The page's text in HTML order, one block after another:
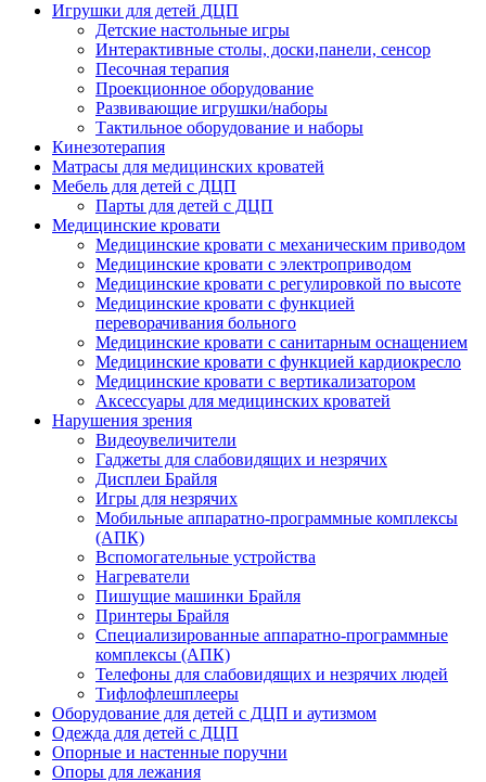
Игрушки для детей ДЦП
Детские настольные игры
Интерактивные столы, доски,панели, сенсор
Песочная терапия
Проекционное оборудование
Развивающие игрушки/наборы
Тактильное оборудование и наборы
Кинезотерапия
Матрасы для медицинских кроватей
Мебель для детей с ДЦП
Парты для детей с ДЦП
Медицинские кровати
Медицинские кровати с механическим приводом
Медицинские кровати с электроприводом
Медицинские кровати с регулировкой по высоте
Медицинские кровати с функцией
переворачивания больного
Медицинские кровати с санитарным оснащением
Медицинские кровати с функцией кардиокресло
Медицинские кровати с вертикализатором
Аксессуары для медицинских кроватей
Нарушения зрения
Видеоувеличители
Гаджеты для слабовидящих и незрячих
Дисплеи Брайля
Игры для незрячих
Мобильные аппаратно-программные комплексы
(АПК)
Вспомогательные устройства
Нагреватели
Пишущие машинки Брайля
Принтеры Брайля
Специализированные аппаратно-программные
комплексы (АПК)
Телефоны для слабовидящих и незрячих людей
Тифлофлешплееры
Оборудование для детей с ДЦП и аутизмом
Одежда для детей с ДЦП
Опорные и настенные поручни
Опоры для лежания